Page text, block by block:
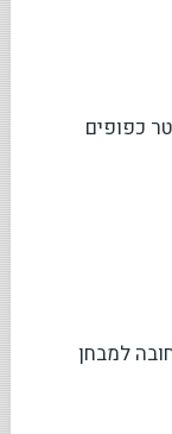
כפופים
למבחן